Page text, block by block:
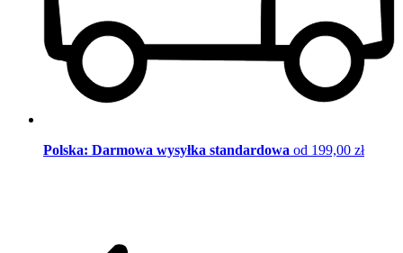
Polska: Darmowa wysyłka standardowa od 199,00 zł